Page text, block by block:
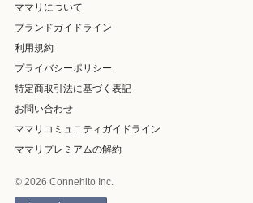
ママリについて
ブランドガイドライン
利用規約
プライバシーポリシー
特定商取引法に基づく表記
お問い合わせ
ママリコミュニティガイドライン
ママリプレミアムの解約
© 2026 Connehito Inc.